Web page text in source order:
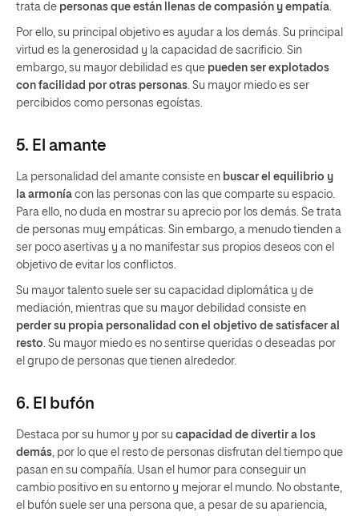
trata de personas que están llenas de compasión y empatía.
Por ello, su principal objetivo es ayudar a los demás. Su principal
virtud es la generosidad y la capacidad de sacrificio. Sin
embargo, su mayor debilidad es que pueden ser explotados
con facilidad por otras personas. Su mayor miedo es ser
percibidos como personas egoístas.
5. El amante
La personalidad del amante consiste en buscar el equilibrio y
la armonía con las personas con las que comparte su espacio.
Para ello, no duda en mostrar su aprecio por los demás. Se trata
de personas muy empáticas. Sin embargo, a menudo tienden a
ser poco asertivas y a no manifestar sus propios deseos con el
objetivo de evitar los conflictos.
Su mayor talento suele ser su capacidad diplomática y de
mediación, mientras que su mayor debilidad consiste en
perder su propia personalidad con el objetivo de satisfacer al
resto. Su mayor miedo es no sentirse queridas o deseadas por
el grupo de personas que tienen alrededor.
6. El bufón
Destaca por su humor y por su capacidad de divertir a los
demás, por lo que el resto de personas disfrutan del tiempo que
pasan en su compañía. Usan el humor para conseguir un
cambio positivo en su entorno y mejorar el mundo. No obstante,
el bufón suele ser una persona que, a pesar de su apariencia,